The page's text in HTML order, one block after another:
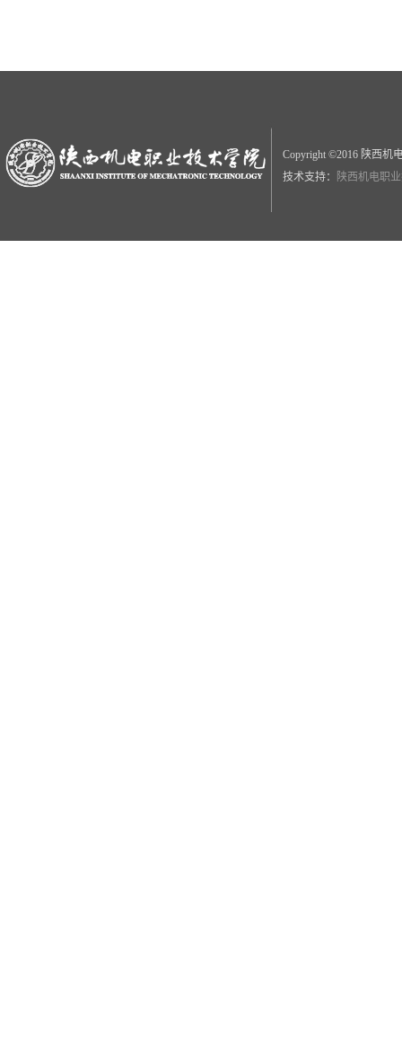
Copyright ©2016 陕西机
技术支持：
陕西机电职